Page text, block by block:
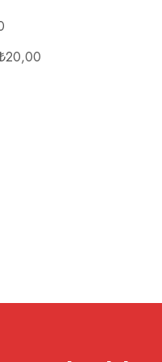
20,00